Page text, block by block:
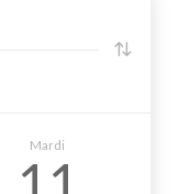
Mardi